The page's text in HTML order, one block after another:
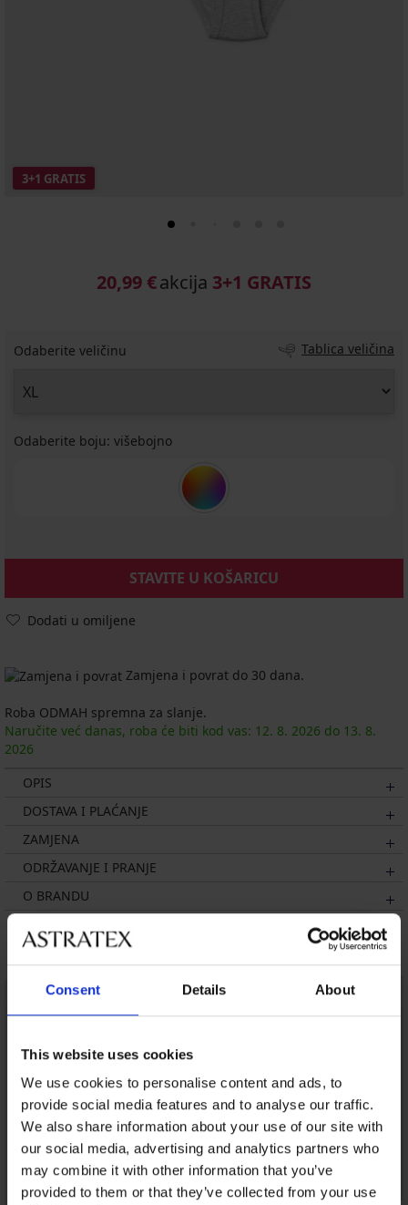
Consent Details About
This website uses cookies
We use cookies to personalise content and ads, to
provide social media features and to analyse our traffic.
We also share information about your use of our site with
our social media, advertising and analytics partners who
may combine it with other information that you’ve
provided to them or that they’ve collected from your use
3+1 GRATIS
20,99 €akcija 3+1 GRATIS
Odaberite veličinu Tablica veličina
Odaberite boju: višebojno
STAVITE U KOŠARICU
Dodati u omiljene
Zamjena i povrat do 30 dana.
Roba ODMAH spremna za slanje.
Naručite već danas, roba će biti kod vas: 12. 8. 2026 do 13. 8.
2026
OPIS
DOSTAVA I PLAĆANJE
ZAMJENA
ODRŽAVANJE I PRANJE
O BRANDU
Možda će vam se svidjeti